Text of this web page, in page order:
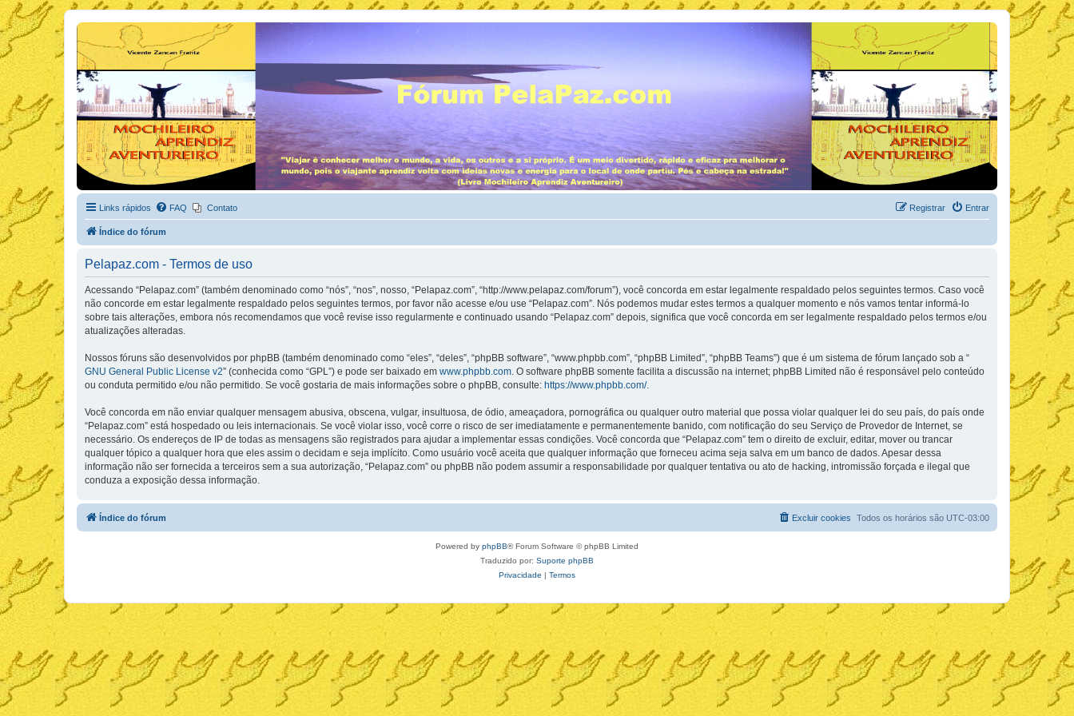
Links rápidos FAQ Contato Entrar
Registrar
Índice do fórum
Pelapaz.com - Termos de uso
Acessando “Pelapaz.com” (também denominado como “nós”, “nos”, nosso, “Pelapaz.com”, “http://www.pelapaz.com/forum”), você concorda em estar legalmente respaldado pelos seguintes termos. Caso você
não concorde em estar legalmente respaldado pelos seguintes termos, por favor não acesse e/ou use “Pelapaz.com”. Nós podemos mudar estes termos a qualquer momento e nós vamos tentar informá-lo
sobre tais alterações, embora nós recomendamos que você revise isso regularmente e continuado usando “Pelapaz.com” depois, significa que você concorda em ser legalmente respaldado pelos termos e/ou
atualizações alteradas.
Nossos fóruns são desenvolvidos por phpBB (também denominado como “eles”, “deles”, “phpBB software”, “www.phpbb.com”, “phpBB Limited”, “phpBB Teams”) que é um sistema de fórum lançado sob a “
GNU General Public License v2” (conhecida como “GPL”) e pode ser baixado em www.phpbb.com. O software phpBB somente facilita a discussão na internet; phpBB Limited não é responsável pelo conteúdo
ou conduta permitido e/ou não permitido. Se você gostaria de mais informações sobre o phpBB, consulte: https://www.phpbb.com/.
Você concorda em não enviar qualquer mensagem abusiva, obscena, vulgar, insultuosa, de ódio, ameaçadora, pornográfica ou qualquer outro material que possa violar qualquer lei do seu país, do país onde
“Pelapaz.com” está hospedado ou leis internacionais. Se você violar isso, você corre o risco de ser imediatamente e permanentemente banido, com notificação do seu Serviço de Provedor de Internet, se
necessário. Os endereços de IP de todas as mensagens são registrados para ajudar a implementar essas condições. Você concorda que “Pelapaz.com” tem o direito de excluir, editar, mover ou trancar
qualquer tópico a qualquer hora que eles assim o decidam e seja implícito. Como usuário você aceita que qualquer informação que forneceu acima seja salva em um banco de dados. Apesar dessa
informação não ser fornecida a terceiros sem a sua autorização, “Pelapaz.com” ou phpBB não podem assumir a responsabilidade por qualquer tentativa ou ato de hacking, intromissão forçada e ilegal que
conduza a exposição dessa informação.
Índice do fórum Todos os horários são UTC-03:00
Excluir cookies
Powered by phpBB® Forum Software © phpBB Limited
Traduzido por: Suporte phpBB
Privacidade | Termos